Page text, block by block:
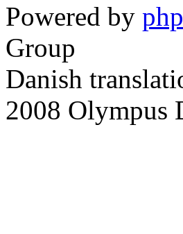
Powered by
Group
Danish
2008 Olympus